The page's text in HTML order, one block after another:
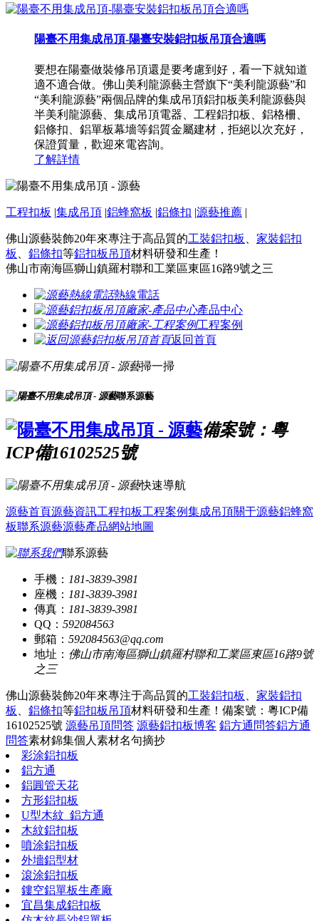
陽臺不用集成吊頂-陽臺安裝鋁扣板吊頂合適嗎
要想在陽臺做裝修吊頂還是要考慮到好，看一下就知道
適不適合做。佛山美利龍源藝主營旗下“美利龍源藝”和
“美利龍源藝”兩個品牌的集成吊頂鋁扣板美利龍源藝與
半美利龍源藝、集成吊頂電器、工程鋁扣板、鋁格柵、
鋁條扣、鋁單板幕墻等鋁質金屬建材，拒絕以次充好，
保證質量，歡迎來電咨詢。
了解詳情
工程扣板 |集成吊頂 |鋁蜂窩板 |鋁條扣 |源藝推薦 |
佛山源藝裝飾20年來專注于高品質的工裝鋁扣板
家裝鋁扣
板
鋁條扣等鋁扣板吊頂材料研發和生產！
佛山市南海區獅山鎮羅村聯和工業區東區16路9號之三
熱線電話
產品中心
工程案例
返回首頁
掃一掃
聯系源藝
備案號：粵
ICP備16102525號
快速導航
源藝首頁源藝資訊工程扣板工程案例集成吊頂關于源藝鋁蜂窩
板聯系源藝源藝產品網站地圖
聯系源藝
手機： 181-3839-3981
座機： 181-3839-3981
傳真： 181-3839-3981
QQ： 592084563
郵箱： 592084563@qq.com
地址： 佛山市南海區獅山鎮羅村聯和工業區東區16路9號
之三
佛山源藝裝飾20年來專注于高品質的工裝鋁扣板
家裝鋁扣
板
鋁條扣等鋁扣板吊頂材料研發和生產！ 備案號：粵ICP備
16102525號 源藝吊頂問答 源藝鋁扣板博客 鋁方通問答鋁方通
問答素材錦集個人素材名句摘抄
彩涂鋁扣板
鋁方通
鋁圓管天花
方形鋁扣板
U型木紋_鋁方通
木紋鋁扣板
噴涂鋁扣板
外墻鋁型材
滾涂鋁扣板
鏤空鋁單板生產廠
宜昌集成鋁扣板